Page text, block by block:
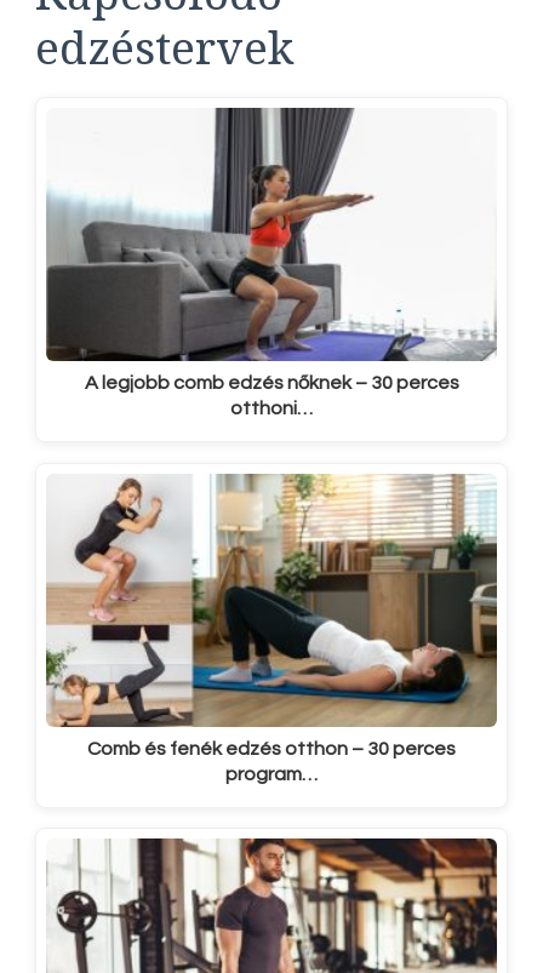
edzéstervek
A legjobb comb edzés nőknek – 30 perces
otthoni…
Comb és fenék edzés otthon – 30 perces
program…